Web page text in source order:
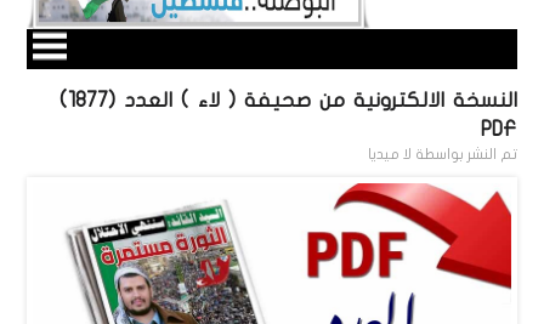
النسخة الالكترونية من صحيفة ( لاء ) العدد (1877)
PDF
تم النشر بواسطة لا ميديا